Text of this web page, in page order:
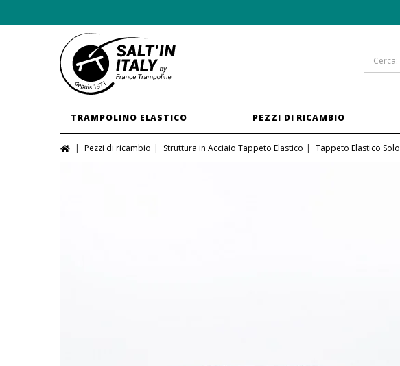
TRAMPOLINO ELASTICO PEZZI DI RICAMBIO
Pezzi di ricambio Struttura in Acciaio Tappeto Elastico Tappeto Elastico Solo